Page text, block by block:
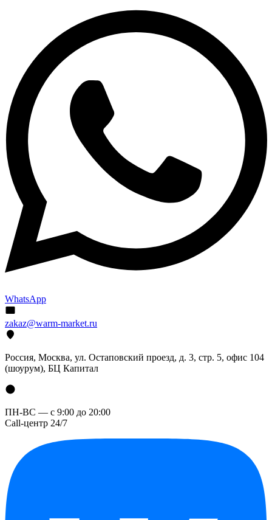
WhatsApp
zakaz@warm-market.ru
Россия, Москва, ул. Остаповский проезд, д. 3, стр. 5, офис 104
(шоурум), БЦ Капитал
ПН-ВС — с 9:00 до 20:00
Call-центр 24/7